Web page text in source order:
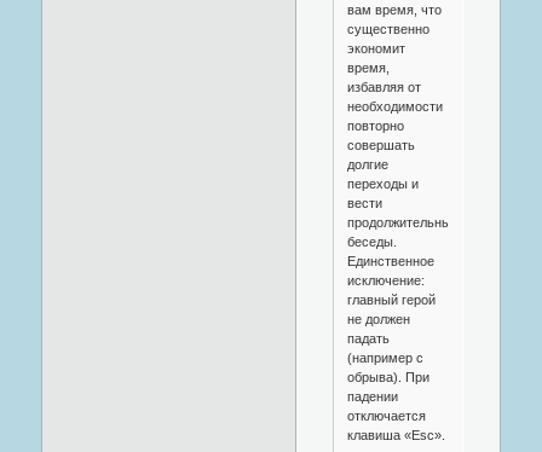
вам время, что
существенно
экономит
время,
избавляя от
необходимости
повторно
совершать
долгие
переходы и
вести
продолжительные
беседы.
Единственное
исключение:
главный герой
не должен
падать
(например с
обрыва). При
падении
отключается
клавиша «Esc».